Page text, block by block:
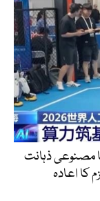
مصنوعی ذہانت
اعادہ